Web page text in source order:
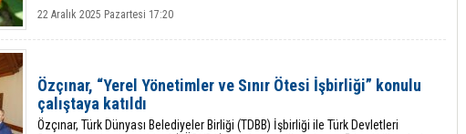
22 Aralık 2025 Pazartesi 17:20
Özçınar, “Yerel Yönetimler ve Sınır Ötesi İşbirliği” konulu
çalıştaya katıldı
Özçınar, Türk Dünyası Belediyeler Birliği (TDBB) İşbirliği ile Türk Devletleri